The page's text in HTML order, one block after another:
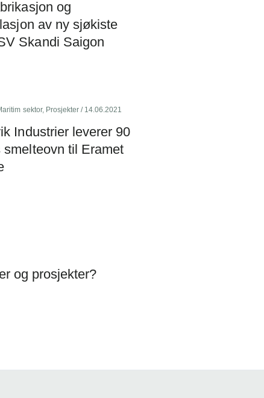
og
av ny sjøkiste
Skandi Saigon
sektor, Prosjekter / 14.06.2021
Industrier leverer 90
smelteovn til Eramet
og prosjekter?